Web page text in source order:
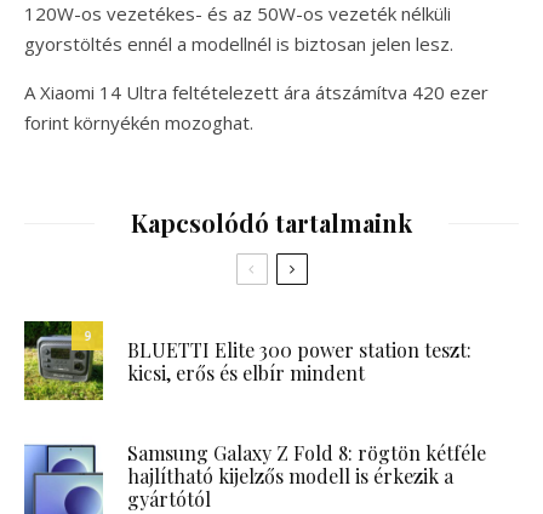
120W-os vezetékes- és az 50W-os vezeték nélküli
gyorstöltés ennél a modellnél is biztosan jelen lesz.
A Xiaomi 14 Ultra feltételezett ára átszámítva 420 ezer
forint környékén mozoghat.
Kapcsolódó tartalmaink
9
BLUETTI Elite 300 power station teszt:
kicsi, erős és elbír mindent
Samsung Galaxy Z Fold 8: rögtön kétféle
hajlítható kijelzős modell is érkezik a
gyártótól